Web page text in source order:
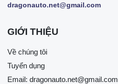
dragonauto.net@gmail.com
GIỚI THIỆU
Về chúng tôi
Tuyển dụng
Email: dragonauto.net@gmail.com